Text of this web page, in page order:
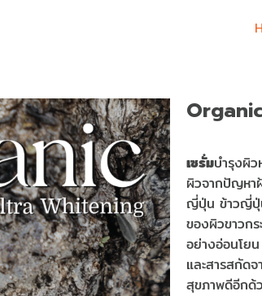
เซรั่มบำรุงผิ
ผิวจากปัญหา
ญี่ปุ่น ข้าวญี่ปุ่น
ของผิวขาวก
อย่างอ่อนโย
และสารสกัด
สุขภาพดีอีกด้